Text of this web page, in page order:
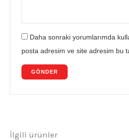
Daha sonraki yorumlarımda
posta adresim ve site adresim bu
İlgili ürünler